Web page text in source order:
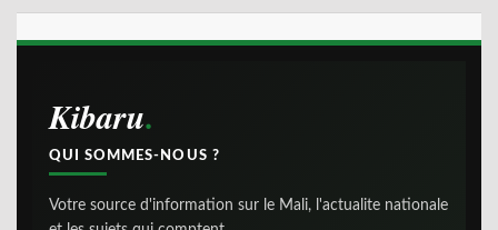
Kibaru
QUI SOMMES-NOUS ?
Votre source d'information sur le Mali, l'actualite nationale